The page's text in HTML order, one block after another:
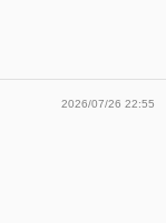
2026/07/26 22:55